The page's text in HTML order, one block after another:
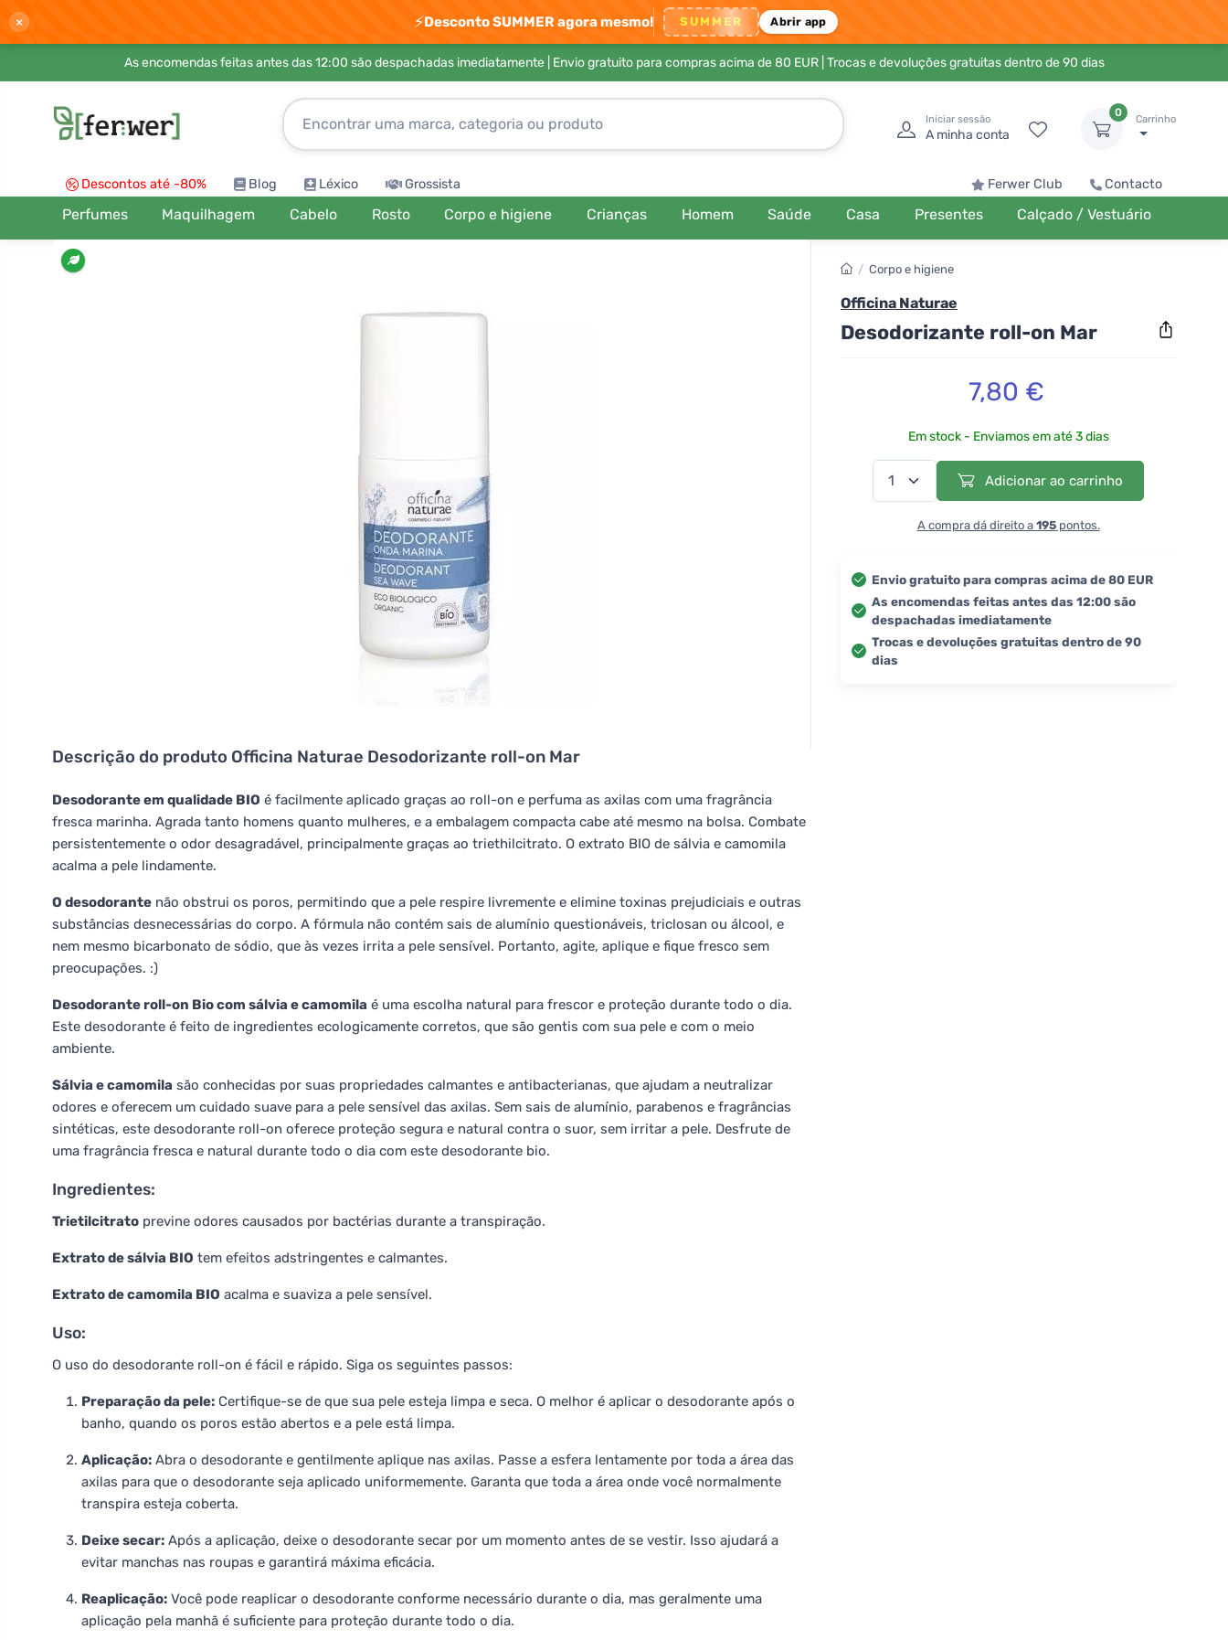
× ⚡Desconto SUMMER agora mesmo! SUMMER Abrir app
As encomendas feitas antes das 12:00 são despachadas imediatamente | Envio gratuito para compras acima de 80 EUR| Trocas e devoluções gratuitas dentro de 90 dias
Iniciar sessão
A minha conta
0
Carrinho
Descontos até -80% Blog Léxico Grossista Ferwer Club Contacto
Perfumes Maquilhagem Cabelo Rosto Corpo e higiene Crianças Homem Saúde Casa Presentes Calçado / Vestuário
Descrição do produto Officina Naturae Desodorizante roll-on Mar
Desodorante em qualidade BIO é facilmente aplicado graças ao roll-on e perfuma as axilas com uma fragrância
fresca marinha. Agrada tanto homens quanto mulheres, e a embalagem compacta cabe até mesmo na bolsa. Combate
persistentemente o odor desagradável, principalmente graças ao triethilcitrato. O extrato BIO de sálvia e camomila
acalma a pele lindamente.
O desodorante não obstrui os poros, permitindo que a pele respire livremente e elimine toxinas prejudiciais e outras
substâncias desnecessárias do corpo. A fórmula não contém sais de alumínio questionáveis, triclosan ou álcool, e
nem mesmo bicarbonato de sódio, que às vezes irrita a pele sensível. Portanto, agite, aplique e fique fresco sem
preocupações. :)
Desodorante roll-on Bio com sálvia e camomila é uma escolha natural para frescor e proteção durante todo o dia.
Este desodorante é feito de ingredientes ecologicamente corretos, que são gentis com sua pele e com o meio
ambiente.
Sálvia e camomila são conhecidas por suas propriedades calmantes e antibacterianas, que ajudam a neutralizar
odores e oferecem um cuidado suave para a pele sensível das axilas. Sem sais de alumínio, parabenos e fragrâncias
sintéticas, este desodorante roll-on oferece proteção segura e natural contra o suor, sem irritar a pele. Desfrute de
uma fragrância fresca e natural durante todo o dia com este desodorante bio.
Ingredientes:
Trietilcitrato previne odores causados por bactérias durante a transpiração.
Extrato de sálvia BIO tem efeitos adstringentes e calmantes.
Extrato de camomila BIO acalma e suaviza a pele sensível.
Uso:
O uso do desodorante roll-on é fácil e rápido. Siga os seguintes passos:
Preparação da pele: Certifique-se de que sua pele esteja limpa e seca. O melhor é aplicar o desodorante após o
banho, quando os poros estão abertos e a pele está limpa.
Aplicação: Abra o desodorante e gentilmente aplique nas axilas. Passe a esfera lentamente por toda a área das
axilas para que o desodorante seja aplicado uniformemente. Garanta que toda a área onde você normalmente
transpira esteja coberta.
Deixe secar: Após a aplicação, deixe o desodorante secar por um momento antes de se vestir. Isso ajudará a
evitar manchas nas roupas e garantirá máxima eficácia.
Reaplicação: Você pode reaplicar o desodorante conforme necessário durante o dia, mas geralmente uma
aplicação pela manhã é suficiente para proteção durante todo o dia.
/ Corpo e higiene
Officina Naturae
Desodorizante roll-on Mar
7,80 €
Em stock - Enviamos em até 3 dias
Adicionar ao carrinho
A compra dá direito a 195pontos.
Envio gratuito para compras acima de 80 EUR
As encomendas feitas antes das 12:00 são
despachadas imediatamente
Trocas e devoluções gratuitas dentro de 90
dias